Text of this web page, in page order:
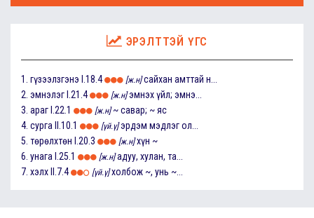
ЭРЭЛТТЭЙ ҮГС
1. гүзээлзгэнэ I.18.4 [ж.н] сайхан амттай н...
2. эмнэлэг I.21.4 [ж.н] эмнэх үйл; эмнэ...
3. араг I.22.1 [ж.н] ~ савар; ~ яс
4. сурга II.10.1 [үй.ү] эрдэм мэдлэг ол...
5. төрөлхтөн I.20.3 [ж.н] хүн ~
6. унага I.25.1 [ж.н] адуу, хулан, та...
7. хэлх II.7.4 [үй.ү] холбож ~, унь ~...